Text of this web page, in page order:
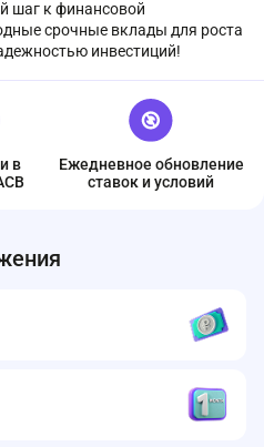
шаг к финансовой
срочные вклады для роста
инвестиций!
в
Ежедневное обновление
ставок и условий